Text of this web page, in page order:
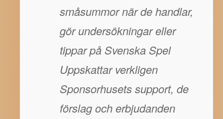
småsummor när de handlar,
gör undersökningar eller
tippar på Svenska Spel
Uppskattar verkligen
Sponsorhusets support, de
förslag och erbjudanden